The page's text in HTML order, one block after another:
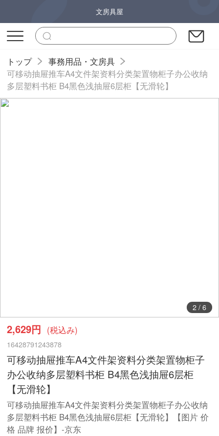
文房具屋
トップ
事務用品・文房具
可移动抽屉推车A4文件架资料分类架置物柜子办公收纳
多层塑料书柜 B4黑色浅抽屉6层柜【无滑轮】
2/ 6
2,629円 (税込み)
16428791243878
可移动抽屉推车A4文件架资料分类架置物柜子
办公收纳多层塑料书柜 B4黑色浅抽屉6层柜
【无滑轮】
可移动抽屉推车A4文件架资料分类架置物柜子办公收纳
多层塑料书柜 B4黑色浅抽屉6层柜【无滑轮】【图片 价
格 品牌 报价】-京东